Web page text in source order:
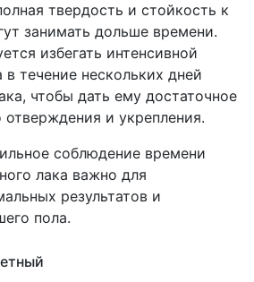
твердость и стойкость к
занимать дольше времени.
избегать интенсивной
в течение нескольких дней
чтобы дать ему достаточное
отверждения и укрепления.
соблюдение времени
лака важно для
результатов и
пола.